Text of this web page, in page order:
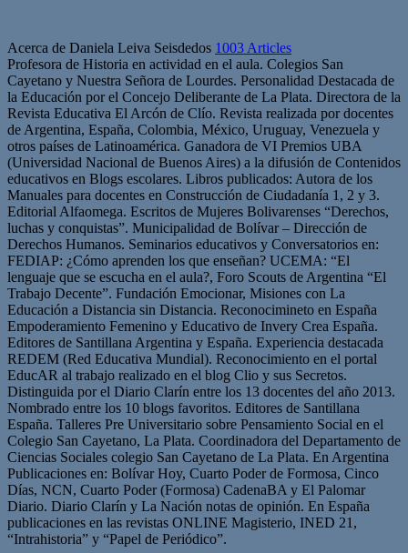
Acerca de Daniela Leiva Seisdedos 1003 Articles
Profesora de Historia en actividad en el aula. Colegios San
Cayetano y Nuestra Señora de Lourdes. Personalidad Destacada de
la Educación por el Concejo Deliberante de La Plata. Directora de la
Revista Educativa El Arcón de Clío. Revista realizada por docentes
de Argentina, España, Colombia, México, Uruguay, Venezuela y
otros países de Latinoamérica. Ganadora de VI Premios UBA
(Universidad Nacional de Buenos Aires) a la difusión de Contenidos
educativos en Blogs escolares. Libros publicados: Autora de los
Manuales para docentes en Construcción de Ciudadanía 1, 2 y 3.
Editorial Alfaomega. Escritos de Mujeres Bolivarenses “Derechos,
luchas y conquistas”. Municipalidad de Bolívar – Dirección de
Derechos Humanos. Seminarios educativos y Conversatorios en:
FEDIAP: ¿Cómo aprenden los que enseñan? UCEMA: “El
lenguaje que se escucha en el aula?, Foro Scouts de Argentina “El
Trabajo Decente”. Fundación Emocionar, Misiones con La
Educación a Distancia sin Distancia. Reconocimineto en España
Empoderamiento Femenino y Educativo de Invery Crea España.
Editores de Santillana Argentina y España. Experiencia destacada
REDEM (Red Educativa Mundial). Reconocimiento en el portal
EducAR al trabajo realizado en el blog Clio y sus Secretos.
Distinguida por el Diario Clarín entre los 13 docentes del año 2013.
Nombrado entre los 10 blogs favoritos. Editores de Santillana
España. Talleres Pre Universitario sobre Pensamiento Social en el
Colegio San Cayetano, La Plata. Coordinadora del Departamento de
Ciencias Sociales colegio San Cayetano de La Plata. En Argentina
Publicaciones en: Bolívar Hoy, Cuarto Poder de Formosa, Cinco
Días, NCN, Cuarto Poder (Formosa) CadenaBA y El Palomar
Diario. Diario Clarín y La Nación notas de opinión. En España
publicaciones en las revistas ONLINE Magisterio, INED 21,
“Intrahistoria” y “Papel de Periódico”.